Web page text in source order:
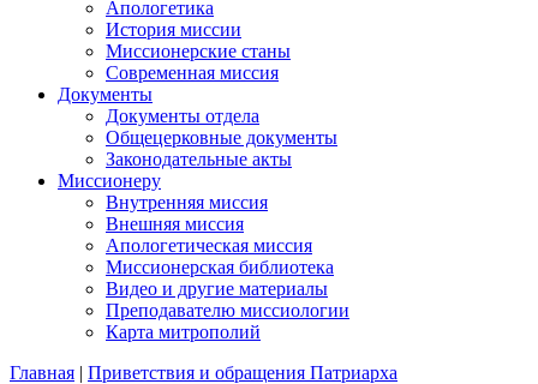
Апологетика
История миссии
Миссионерские станы
Современная миссия
Документы
Документы отдела
Общецерковные документы
Законодательные акты
Миссионеру
Внутренняя миссия
Внешняя миссия
Апологетическая миссия
Миссионерская библиотека
Видео и другие материалы
Преподавателю миссиологии
Карта митрополий
Главная | Приветствия и обращения Патриарха